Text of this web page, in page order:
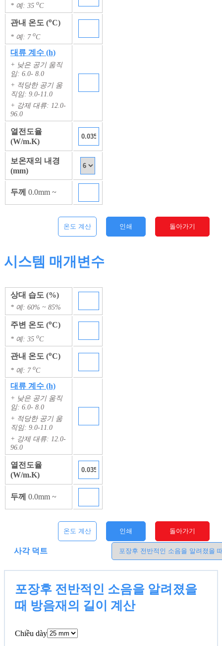
* 예: 35 oC
관내 온도 (oC)
* 예: 7 oC
대류 계수 (h)
+ 낮은 공기 움직
임: 6.0- 8.0
+ 적당한 공기 움
직임: 9.0-11.0
+ 강제 대류: 12.0-
96.0
열전도율
(W/m.K)
보온재의 내경
(mm)
두께 0.0mm ~
온도 계산 인쇄 돌아가기
시스템 매개변수
상대 습도 (%)
* 예: 60% ~ 85%
주변 온도 (oC)
* 예: 35 oC
관내 온도 (oC)
* 예: 7 oC
대류 계수 (h)
+ 낮은 공기 움직
임: 6.0- 8.0
+ 적당한 공기 움
직임: 9.0-11.0
+ 강제 대류: 12.0-
96.0
열전도율
(W/m.K)
두께 0.0mm ~
온도 계산 인쇄 돌아가기
사각 덕트
포장후 전반적인 소음을 알려졌을
때 방음재의 길이 계산
Chiều dày